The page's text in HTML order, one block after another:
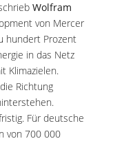
Wolfram
von Mercer
hundert Prozent
in das Netz
Klimazielen.
Richtung
Für deutsche
von 700 000